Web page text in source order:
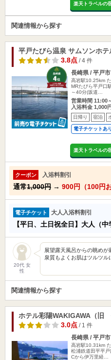
楽天トラベルの
関連情報から探す
平戸たびら温泉 サムソンホテ
3.8点/ 4 件
長崎県 / 平戸市
高岩駅10.25km
MRたびら平戸口
～40分(坂道…
営業時間 11:00
入浴料金 1,000
日帰り 宿泊
電子チケットあり
楽天トラベルの
クーポン 入浴料割引
通常1,000円 → 900円（100円
電子チケット 大人入浴料割引
【平日、土日祝全日】大人（中
20代 女
性
展望露天風呂からの眺めが
泉質もよくお肌はツルツル
関連情報から探す
ホテル彩陽WAKIGAWA（旧
3.0点/ 1 件
長崎県 / 平戸市
高岩駅10.31km
松浦鉄道田平平
Cから伊万里経…